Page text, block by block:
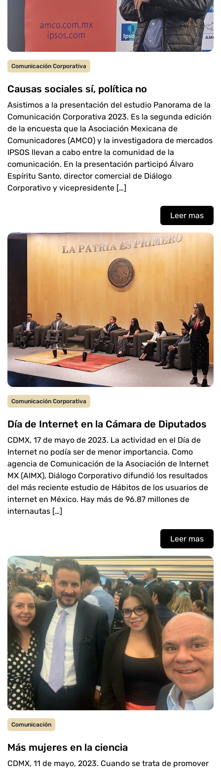
Comunicación Corporativa
Causas sociales sí, política no
Asistimos a la presentación del estudio Panorama de la
Comunicación Corporativa 2023. Es la segunda edición
de la encuesta que la Asociación Mexicana de
Comunicadores (AMCO) y la investigadora de mercados
IPSOS llevan a cabo entre la comunidad de la
comunicación. En la presentación participó Álvaro
Espíritu Santo, director comercial de Diálogo
Corporativo y vicepresidente […]
Leer mas
Comunicación Corporativa
Día de Internet en la Cámara de Diputados
CDMX, 17 de mayo de 2023. La actividad en el Día de
Internet no podía ser de menor importancia. Como
agencia de Comunicación de la Asociación de Internet
MX (AIMX), Diálogo Corporativo difundió los resultados
del más reciente estudio de Hábitos de los usuarios de
internet en México. Hay más de 96.87 millones de
internautas […]
Leer mas
Comunicación
Más mujeres en la ciencia
CDMX, 11 de mayo, 2023. Cuando se trata de promover